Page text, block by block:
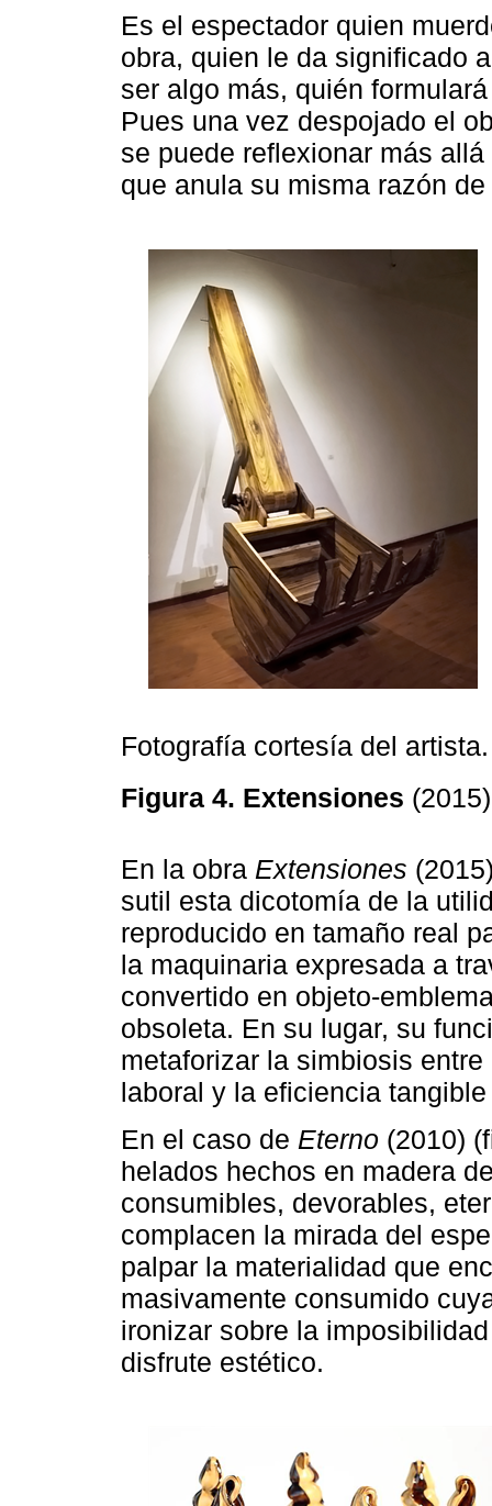
Es el espectador quien
obra, quien le da significado
ser algo más, quién
Pues una vez despojado el
se puede reflexionar más
que anula su misma razón de
Fotografía cortesía del artista.
Figura 4. Extensiones
En la obra Extensiones
sutil esta dicotomía de la
reproducido en tamaño real
la maquinaria expresada a
convertido en objeto-
obsoleta. En su lugar, su
metaforizar la simbiosis
laboral y la eficiencia
En el caso de Eterno (2010)
helados hechos en madera
consumibles, devorables,
complacen la mirada del
palpar la materialidad que
masivamente consumido
ironizar sobre la
disfrute estético.